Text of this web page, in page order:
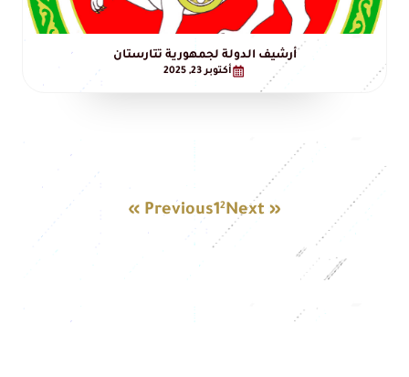
أرشيف الدولة لجمهورية تتارستان
أكتوبر 23, 2025
« Previous12Next »